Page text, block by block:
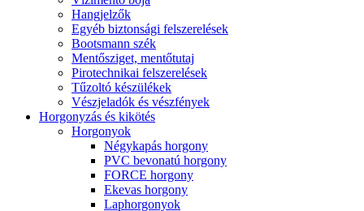
Hangjelzők
Egyéb biztonsági felszerelések
Bootsmann szék
Mentősziget, mentőtutaj
Pirotechnikai felszerelések
Tűzoltó készülékek
Vészjeladók és vészfények
Horgonyzás és kikötés
Horgonyok
Négykapás horgony
PVC bevonatú horgony
FORCE horgony
Ekevas horgony
Laphorgonyok